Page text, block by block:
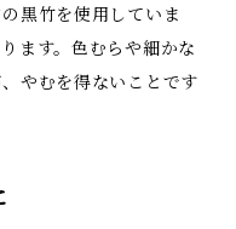
黒竹を使用していま
ます。色むらや細かな
やむを得ないことです